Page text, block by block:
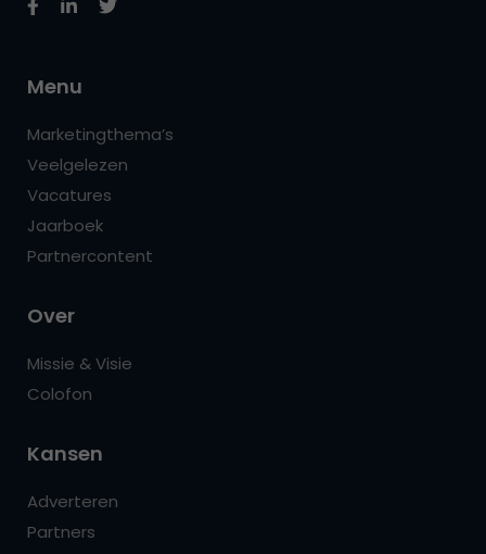
Menu
Marketingthema’s
Veelgelezen
Vacatures
Jaarboek
Partnercontent
Over
Missie & Visie
Colofon
Kansen
Adverteren
Partners